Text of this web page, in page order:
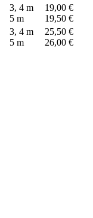
3, 4 m
5 m
19,00 €
19,50 €
3, 4 m
5 m
25,50 €
26,00 €